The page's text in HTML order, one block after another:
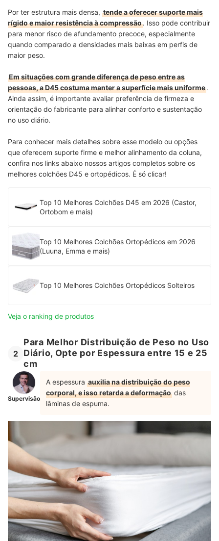
Por ter estrutura mais densa, tende a oferecer suporte mais
rígido e maior resistência à compressão. Isso pode contribuir
para menor risco de afundamento precoce, especialmente
quando comparado a densidades mais baixas em perfis de
maior peso.
Em situações com grande diferença de peso entre as
pessoas, a D45 costuma manter a superfície mais uniforme.
Ainda assim, é importante avaliar preferência de firmeza e
orientação do fabricante para alinhar conforto e sustentação
no uso diário.
Para conhecer mais detalhes sobre esse modelo ou opções
que oferecem suporte firme e melhor alinhamento da coluna,
confira nos links abaixo nossos artigos completos sobre os
melhores colchões D45 e ortopédicos. É só clicar!
Top 10 Melhores Colchões D45 em 2026 (Castor,
Ortobom e mais)
Top 10 Melhores Colchões Ortopédicos em 2026
(Luuna, Emma e mais)
Top 10 Melhores Colchões Ortopédicos Solteiros
Veja o ranking de produtos
2
Para Melhor Distribuição de Peso no Uso
Diário, Opte por Espessura entre 15 e 25
cm
Supervisão
A espessura auxilia na distribuição do peso
corporal, e isso retarda a deformação das
lâminas de espuma.